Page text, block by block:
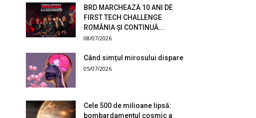
BRD MARCHEAZĂ 10 ANI DE
FIRST TECH CHALLENGE
ROMÂNIA ȘI CONTINUĂ...
08/07/2026
Când simțul mirosului dispare
05/07/2026
Cele 500 de milioane lipsă:
bombardamentul cosmic a